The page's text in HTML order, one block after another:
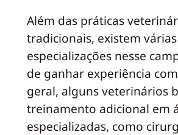
Além das práticas
tradicionais, existem várias
especializações nesse
de ganhar experiência
geral, alguns veterinários
treinamento adicional em
especializadas, como